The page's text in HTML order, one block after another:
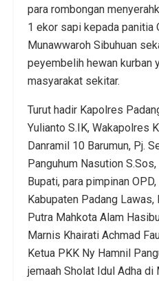
para rombongan
1 ekor sapi kepada panitia
Munawwaroh Sibuhuan
peyembelih hewan kurban
masyarakat sekitar.
Turut hadir Kapolres
Yulianto S.IK, Wakapolres
Danramil 10 Barumun, Pj.
Panguhum Nasution
Bupati, para pimpinan
Kabupaten Padang
Putra Mahkota Alam
Marnis Khairati Achmad
Ketua PKK Ny Hamnil
jemaah Sholat Idul Adha di